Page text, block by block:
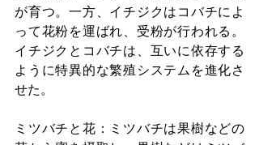
が育つ。一方、イチジクはコバチによ
って花粉を運ばれ、受粉が行われる。
イチジクとコバチは、互いに依存する
ように特異的な繁殖システムを進化さ
せた。
ミツバチと花：ミツバチは果樹などの